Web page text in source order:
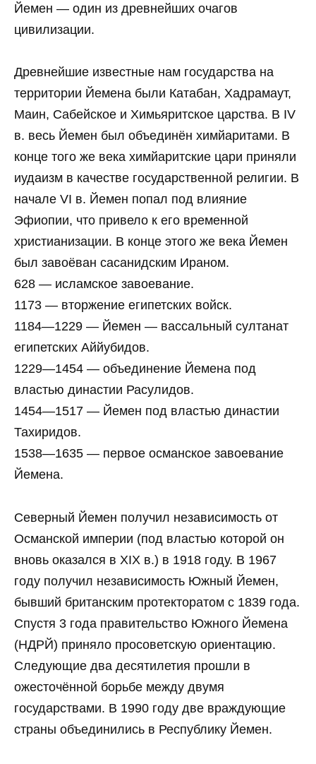
Йемен — один из древнейших очагов
цивилизации.
Древнейшие известные нам государства на
территории Йемена были Катабан, Хадрамаут,
Маин, Сабейское и Химьяритское царства. В IV
в. весь Йемен был объединён химйаритами. В
конце того же века химйаритские цари приняли
иудаизм в качестве государственной религии. В
начале VI в. Йемен попал под влияние
Эфиопии, что привело к его временной
христианизации. В конце этого же века Йемен
был завоёван сасанидским Ираном.
628 — исламское завоевание.
1173 — вторжение египетских войск.
1184—1229 — Йемен — вассальный султанат
египетских Аййубидов.
1229—1454 — объединение Йемена под
властью династии Расулидов.
1454—1517 — Йемен под властью династии
Тахиридов.
1538—1635 — первое османское завоевание
Йемена.
Северный Йемен получил независимость от
Османской империи (под властью которой он
вновь оказался в XIX в.) в 1918 году. В 1967
году получил независимость Южный Йемен,
бывший британским протекторатом с 1839 года.
Спустя 3 года правительство Южного Йемена
(НДРЙ) приняло просоветскую ориентацию.
Следующие два десятилетия прошли в
ожесточённой борьбе между двумя
государствами. В 1990 году две враждующие
страны объединились в Республику Йемен.